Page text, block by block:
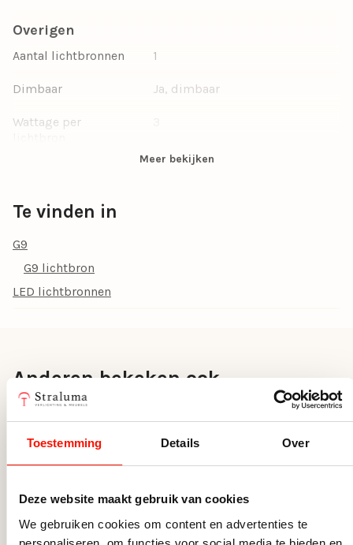
Toestemming Details Over
Deze website maakt gebruik van cookies
We gebruiken cookies om content en advertenties te
Overigen
Aantal lichtbronnen 1
Dimbaar Ja, dimbaar
Wattage per
Energielabel
Type lichtbron
Doorsnede Ø (cm)
Meer bekijken
Te vinden in
G9
G9 lichtbron
LED lichtbronnen
Anderen bekeken ook